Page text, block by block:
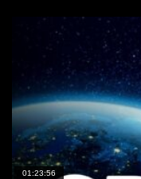
01:23:56